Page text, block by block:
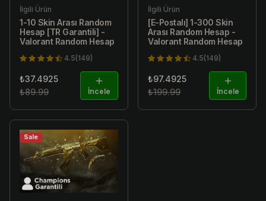
İlgili Ürün
1-10 Skin Arası Random
Hesap [TR Garantili] -
Valorant Random Hesap
4.5(149)
₺37.4925
₺89.99
İncele
İlgili Ürün
[E-Postalı] 1-300 Skin
Arası Random Hesap -
Valorant Random Hesap
4.5(149)
₺97.4925
₺199.99
İncele
Sale